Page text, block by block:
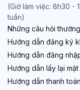
(Giờ làm việc: 8h30 -
tuần)
Những câu hỏi
Hướng dẫn đăng ký
Hướng dẫn đăng
Hướng dẫn lấy lại mật
Hướng dẫn thanh